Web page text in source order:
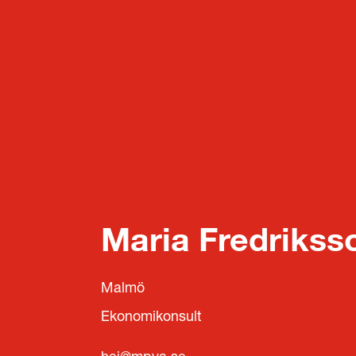
Maria
Malmö
Ekonomikonsult